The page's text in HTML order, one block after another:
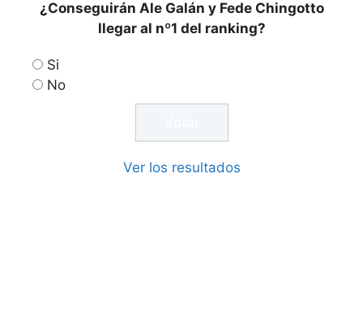
¿Conseguirán Ale Galán y Fede Chingotto
llegar al nº1 del ranking?
Si
No
Ver los resultados